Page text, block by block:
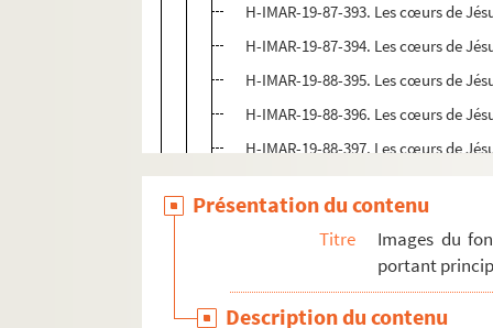
H-IMAR-19-87-393. Les cœurs de
H-IMAR-19-87-394. Les cœurs de
H-IMAR-19-88-395. Les cœurs de
H-IMAR-19-88-396. Les cœurs de
H-IMAR-19-88-397. Les cœurs de
H-IMAR-19-88-398. Les cœurs de
H-IMAR-19-88-399. Les cœurs de
H-IMAR-19-88-400. Les cœurs de
H-IMAR-19-88-402. Les cœurs de
Présentation du contenu
Titre
Images du
portant
Description du contenu